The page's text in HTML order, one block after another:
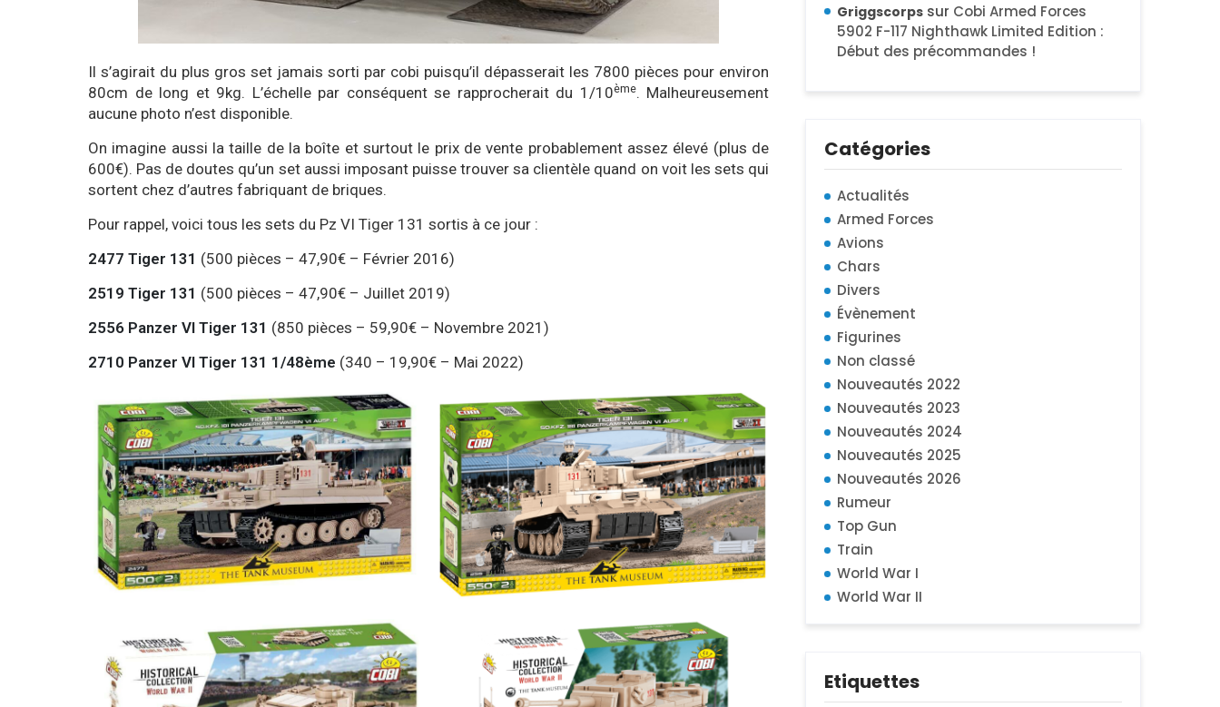
Il s’agirait du plus gros set jamais sorti par cobi puisqu’il dépasserait les 7800 pièces pour environ
80cm de long et 9kg. L’échelle par conséquent se rapprocherait du 1/10ème. Malheureusement
aucune photo n’est disponible.
On imagine aussi la taille de la boîte et surtout le prix de vente probablement assez élevé (plus de
600€). Pas de doutes qu’un set aussi imposant puisse trouver sa clientèle quand on voit les sets qui
sortent chez d’autres fabriquant de briques.
Pour rappel, voici tous les sets du Pz VI Tiger 131 sortis à ce jour :
2477 Tiger 131 (500 pièces – 47,90€ – Février 2016)
2519 Tiger 131 (500 pièces – 47,90€ – Juillet 2019)
2556 Panzer VI Tiger 131 (850 pièces – 59,90€ – Novembre 2021)
2710 Panzer VI Tiger 131 1/48ème (340 – 19,90€ – Mai 2022)
Griggscorps sur Cobi Armed Forces
5902 F-117 Nighthawk Limited Edition :
Début des précommandes !
Catégories
Actualités
Armed Forces
Avions
Chars
Divers
Évènement
Figurines
Non classé
Nouveautés 2022
Nouveautés 2023
Nouveautés 2024
Nouveautés 2025
Nouveautés 2026
Rumeur
Top Gun
Train
World War I
World War II
Etiquettes